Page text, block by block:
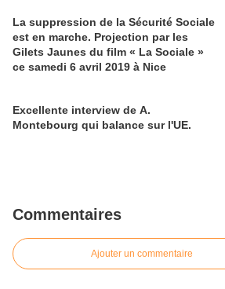
La suppression de la Sécurité Sociale
est en marche. Projection par les
Gilets Jaunes du film « La Sociale »
ce samedi 6 avril 2019 à Nice
Excellente interview de A.
Montebourg qui balance sur l'UE.
Commentaires
Ajouter un commentaire